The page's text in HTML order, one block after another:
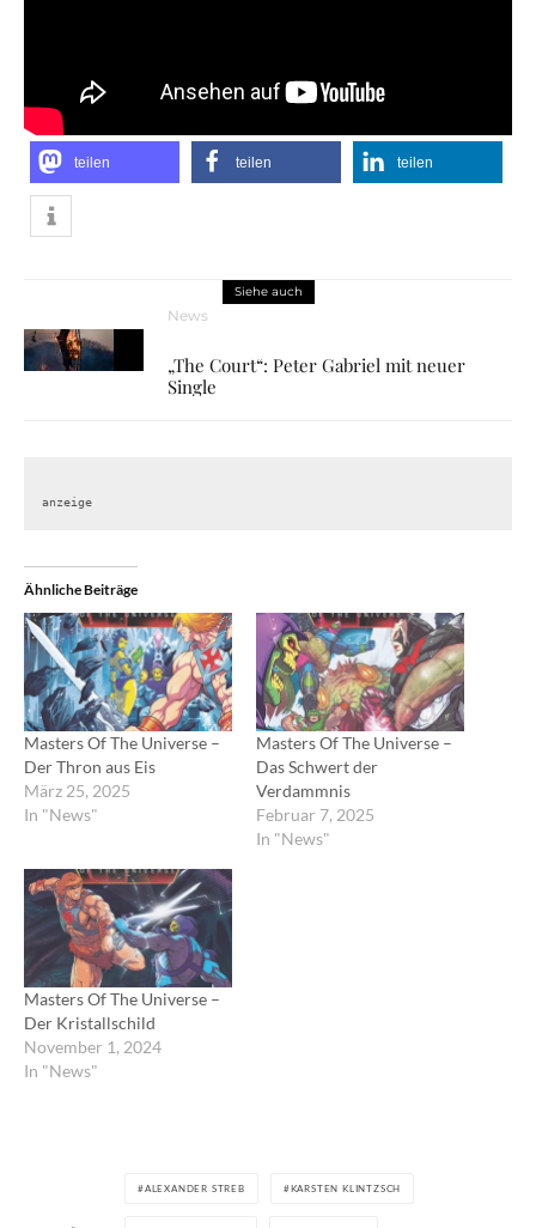
teilen teilen teilen
Siehe auch
News
„The Court“: Peter Gabriel mit neuer
Single
anzeige
Ähnliche Beiträge
Masters Of The Universe –
Der Thron aus Eis
März 25, 2025
In "News"
Masters Of The Universe –
Das Schwert der
Verdammnis
Februar 7, 2025
In "News"
Masters Of The Universe –
Der Kristallschild
November 1, 2024
In "News"
ALEXANDER STREB KARSTEN KLINTZSCH